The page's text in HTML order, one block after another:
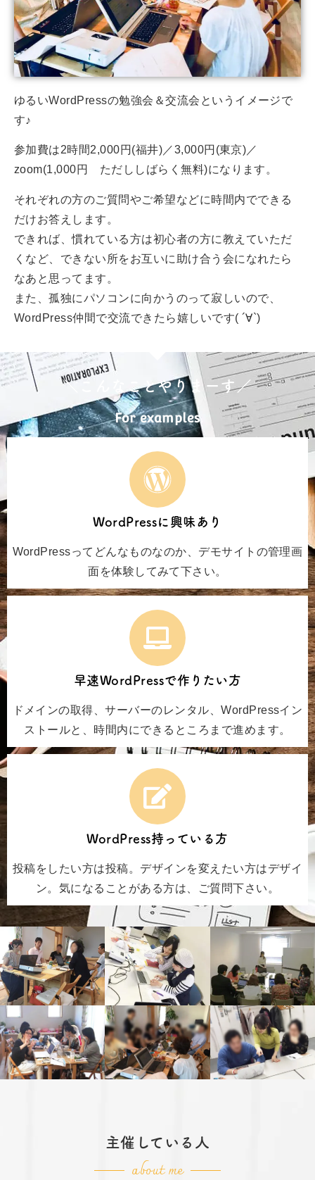
ゆるいWordPressの勉強会＆交流会というイメージで
す♪
参加費は2時間2,000円(福井)／3,000円(東京)／
zoom(1,000円 ただししばらく無料)になります。
それぞれの方のご質問やご希望などに時間内でできる
だけお答えします。
できれば、慣れている方は初心者の方に教えていただ
くなど、できない所をお互いに助け合う会になれたら
なあと思ってます。
また、孤独にパソコンに向かうのって寂しいので、
WordPress仲間で交流できたら嬉しいです( ´∀`)
＼こんなことやりまーす／
For examples
WordPressに興味あり
WordPressってどんなものなのか、デモサイトの管理画
面を体験してみて下さい。
早速WordPressで作りたい方
ドメインの取得、サーバーのレンタル、WordPressイン
ストールと、時間内にできるところまで進めます。
WordPress持っている方
投稿をしたい方は投稿。デザインを変えたい方はデザイ
ン。気になることがある方は、ご質問下さい。
主催している人
about me